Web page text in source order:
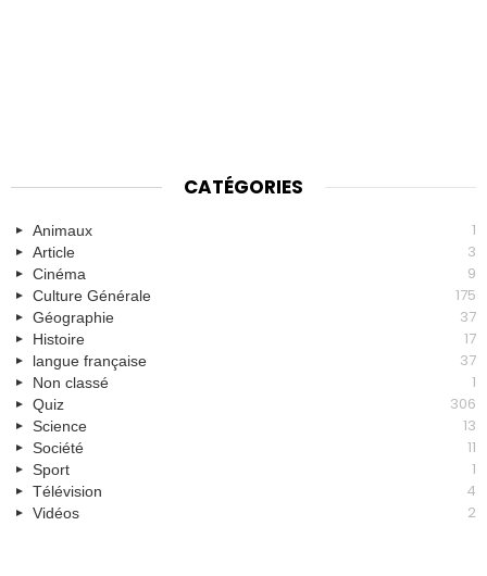
CATÉGORIES
Animaux 1
Article 3
Cinéma 9
Culture Générale 175
Géographie 37
Histoire 17
langue française 37
Non classé 1
Quiz 306
Science 13
Société 11
Sport 1
Télévision 4
Vidéos 2